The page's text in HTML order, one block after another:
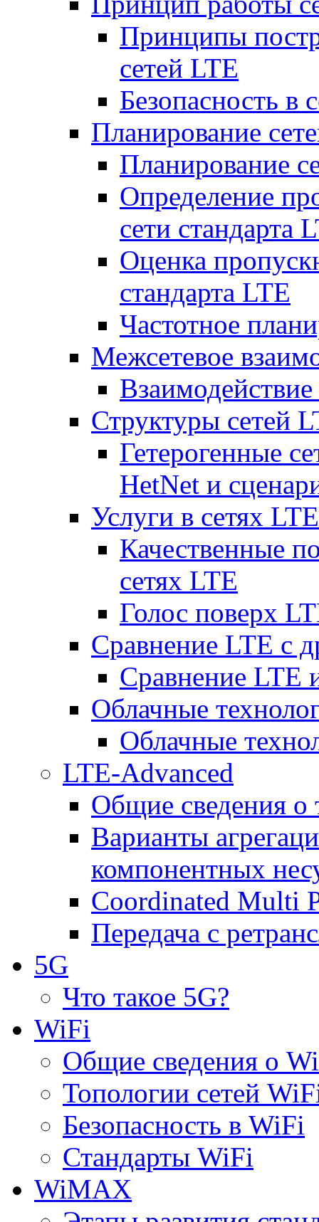
Принципы
сетей LTE
Безопасность в
Планирование
Планирование
Определение
сети стандарта
Оценка
стандарта LTE
Частотное
Межсетевое
Структуры сетей
Гетерогенные
HetNet и
Услуги в сетях LTE
Качественные
сетях LTE
Голос поверх
Сравнение LTE с
Сравнение LTE
Облачные
Облачные
LTE-Advanced
Общие сведения о
Варианты
компонентных
Coordinated Multi
Передача с
5G
Что такое 5G?
WiFi
Общие сведения о
Топологии сетей
Безопасность в WiFi
Стандарты WiFi
WiMAX